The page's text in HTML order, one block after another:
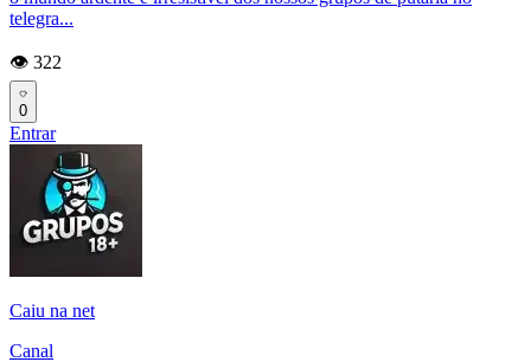
telegra...
👁️ 322
0
Entrar
Caiu na net
Canal